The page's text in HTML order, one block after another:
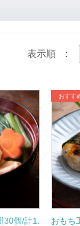
表示順 :
個/計1.
おもち